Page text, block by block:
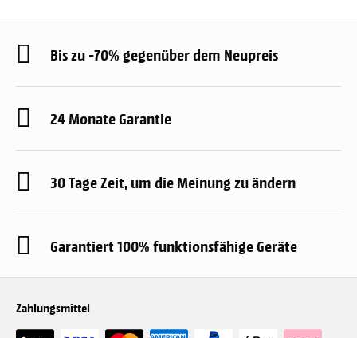
Bis zu -70% gegenüber dem Neupreis
24 Monate Garantie
30 Tage Zeit, um die Meinung zu ändern
Garantiert 100% funktionsfähige Geräte
Zahlungsmittel